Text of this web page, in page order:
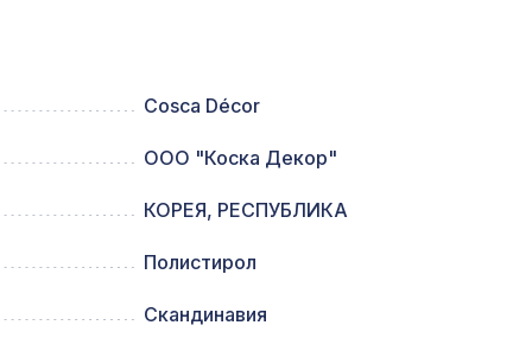
Cosca Décor
ООО "Коска Декор"
КОРЕЯ, РЕСПУБЛИКА
Полистирол
Скандинавия